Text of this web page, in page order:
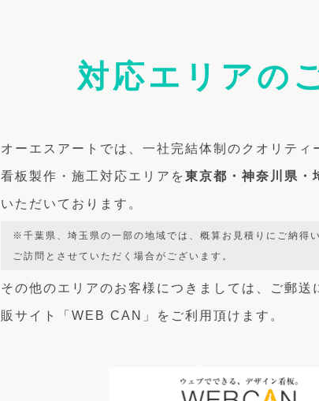
対応エリアの
オーエスアートでは、 一社完結体制のクオリティ
看板製作・施工対応エリアを東京都・神奈川県・
いただいております。
※千葉県、埼玉県の一部の地域では、概算お見積りにご納得
ご訪問とさせていただく場合がございます。
その他のエリアのお客様につきましては、 ご郵送
販サイト 「WEB CAN」をご利用頂けます。